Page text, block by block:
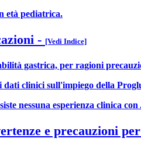
età pediatrica.
- [Vedi Indice]
gastrica, per ragioni
dati clinici sull'impiego della
nessuna esperienza clinica
e precauzioni